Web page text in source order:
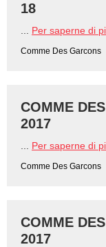
18
Per saperne di
Comme Des Garcons
COMME
2017
Per saperne di
Comme Des Garcons
COMME
2017